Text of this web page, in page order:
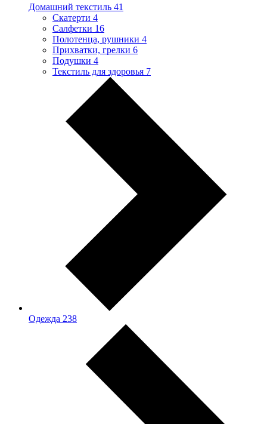
Домашний текстиль 41
Скатерти 4
Салфетки 16
Полотенца, рушники 4
Прихватки, грелки 6
Подушки 4
Текстиль для здоровья 7
Одежда 238